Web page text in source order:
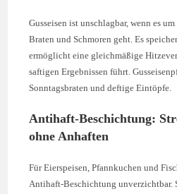
Gusseisen ist unschlagbar, wenn es
Braten und Schmoren geht. Es
ermöglicht eine gleichmäßige
saftigen Ergebnissen führt.
Sonntagsbraten und deftige Eintöpfe.
Antihaft-Beschichtung:
ohne Anhaften
Für Eierspeisen, Pfannkuchen und
Antihaft-Beschichtung unverzichtbar.